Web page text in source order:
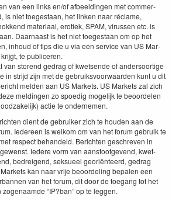
van een links en/​of afbeeldin­gen met com­mer­
is niet toeges­taan, het linken naar réclame,
mate­ri­aal, erotiek, SPAM, virussen etc. is
Daar­naast is het niet toeges­taan om op het
inhoud of tips die u via een ser­vice van US Mar­
te publiceren.
van storend gedrag of kwet­sende of ander­soor­tige
in stri­jd zijn met de gebruiksvoor­waar­den kunt u dit
melden aan US Mar­kets. US Mar­kets zal zich
meldin­gen zo spoedig mogelijk te beo­orde­len
actie te ondernemen.
dient de gebruik­er zich te houden aan de
Iedereen is welkom om van het forum gebruik te
respect behan­deld. Bericht­en geschreven in
Iedere vorm van aanstoot­gevend, kwet­
bedreigend, sek­sueel georiën­teerd, gedrag
Mar­kets kan naar vri­je beo­ordel­ing bepalen een
van het forum, dit door de toe­gang tot het
zoge­naamde “IP?ban” op te leggen.